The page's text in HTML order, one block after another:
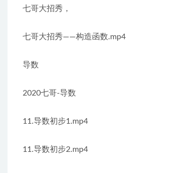
七哥大招秀，
七哥大招秀——构造函数.mp4
导数
2020七哥-导数
11.导数初步1.mp4
11.导数初步2.mp4